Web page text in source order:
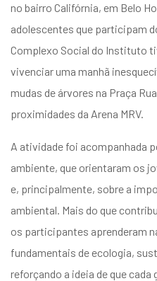
no bairro Califórnia, em Belo
adolescentes que participam
Complexo Social do Instituto
vivenciar uma manhã
mudas de árvores na Praça
proximidades da Arena MRV.
A atividade foi acompanhada
ambiente, que orientaram os
e, principalmente, sobre a
ambiental. Mais do que
os participantes aprenderam
fundamentais de ecologia,
reforçando a ideia de que